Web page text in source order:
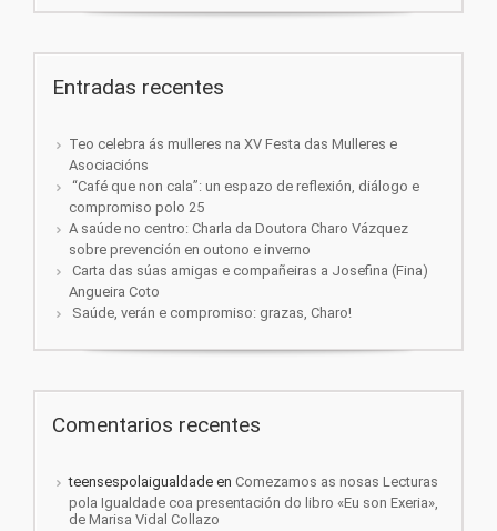
Entradas recentes
Teo celebra ás mulleres na XV Festa das Mulleres e
Asociacións
“Café que non cala”: un espazo de reflexión, diálogo e
compromiso polo 25
A saúde no centro: Charla da Doutora Charo Vázquez
sobre prevención en outono e inverno
Carta das súas amigas e compañeiras a Josefina (Fina)
Angueira Coto
Saúde, verán e compromiso: grazas, Charo!
Comentarios recentes
teensespolaigualdade en Comezamos as nosas Lecturas
pola Igualdade coa presentación do libro «Eu son Exeria»,
de Marisa Vidal Collazo